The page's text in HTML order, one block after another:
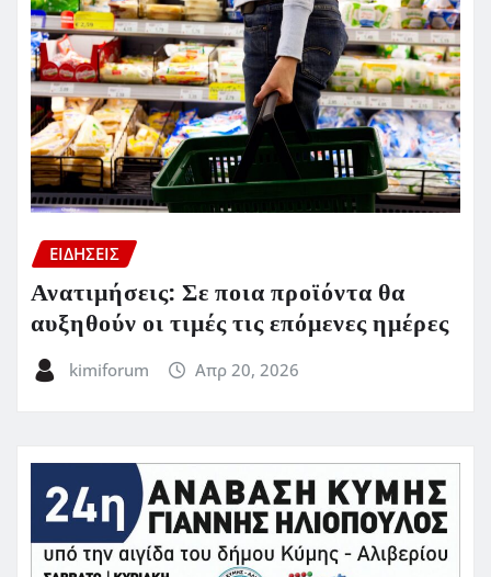
ΕΙΔΗΣΕΙΣ
Ανατιμήσεις: Σε ποια προϊόντα θα
αυξηθούν οι τιμές τις επόμενες ημέρες
kimiforum Απρ 20, 2026